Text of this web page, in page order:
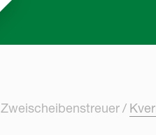
Zweischeibenstreuer